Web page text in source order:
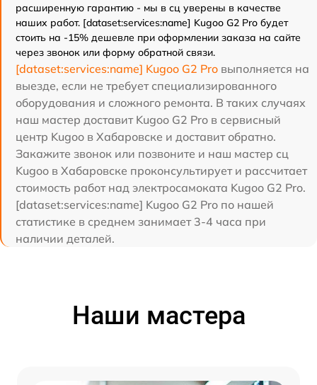
расширенную гарантию - мы в сц уверены в качестве
наших работ. [dataset:services:name] Kugoo G2 Pro будет
стоить на -15% дешевле при оформлении заказа на сайте
через звонок или форму обратной связи.
[dataset:services:name] Kugoo G2 Pro выполняется на
выезде, если не требует специализированного
оборудования и сложного ремонта. В таких случаях
наш мастер доставит Kugoo G2 Pro в сервисный
центр Kugoo в Хабаровске и доставит обратно.
Закажите звонок или позвоните и наш мастер сц
Kugoo в Хабаровске проконсультирует и рассчитает
стоимость работ над электросамоката Kugoo G2 Pro.
[dataset:services:name] Kugoo G2 Pro по нашей
статистике в среднем занимает 3-4 часа при
наличии деталей.
Наши мастера